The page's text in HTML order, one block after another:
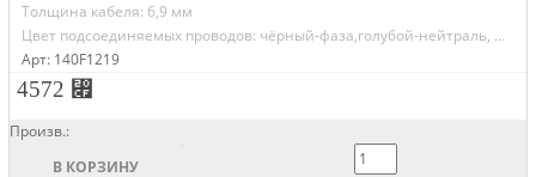
Толщина кабеля: 6,9 мм
Цвет подсоединяемых проводов: чёрный-фаза,голубой-нейтраль, желто-зелёный-земля
Арт: 140F1219
4572 ⃏
Произв.:
В КОРЗИНУ